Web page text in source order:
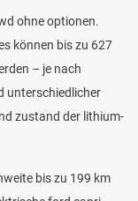
ohne optionen.
können bis zu 627
– je nach
unterschiedlicher
zustand der lithium-
bis zu 199 km